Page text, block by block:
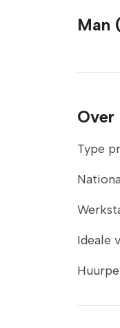
Man
Over
Type
Ideale